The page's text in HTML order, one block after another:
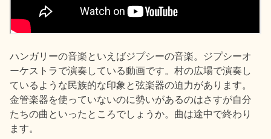
ハンガリーの音楽といえばジプシーの音楽。ジプシーオ
ーケストラで演奏している動画です。村の広場で演奏し
ているような民族的な印象と弦楽器の迫力があります。
金管楽器を使っていないのに勢いがあるのはさすが自分
たちの曲といったところでしょうか。曲は途中で終わり
ます。